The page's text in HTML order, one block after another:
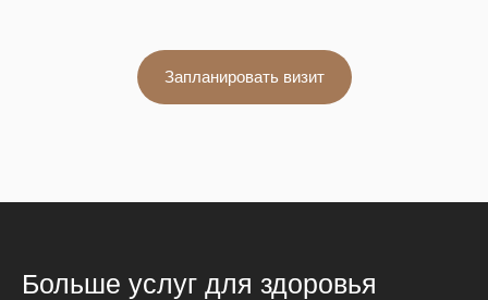
Запланировать визит
Больше услуг для здоровья